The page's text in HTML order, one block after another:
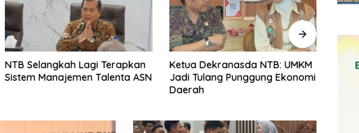
Ketua Dekranasda NTB: UMKM
Jadi Tulang Punggung Ekonomi
DPMPTSP NTB Optimistis
Investasi Tembus Target, UMKM
Jadi Motor Pertumbuhan